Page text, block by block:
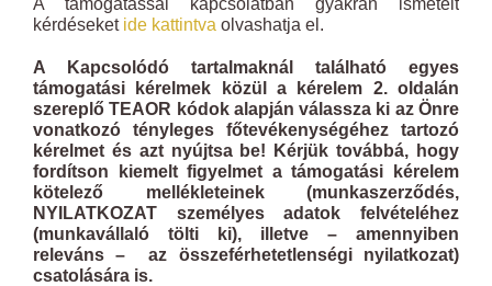
kérdéseket ide kattintva olvashatja el.
A Kapcsolódó tartalmaknál található egyes
támogatási kérelmek közül a kérelem 2. oldalán
szereplő TEAOR kódok alapján válassza ki az Önre
vonatkozó tényleges főtevékenységéhez tartozó
kérelmet és azt nyújtsa be! Kérjük továbbá, hogy
fordítson kiemelt figyelmet a támogatási kérelem
kötelező mellékleteinek (munkaszerződés,
NYILATKOZAT személyes adatok felvételéhez
(munkavállaló tölti ki), illetve – amennyiben
releváns – az összeférhetetlenségi nyilatkozat)
csatolására is.